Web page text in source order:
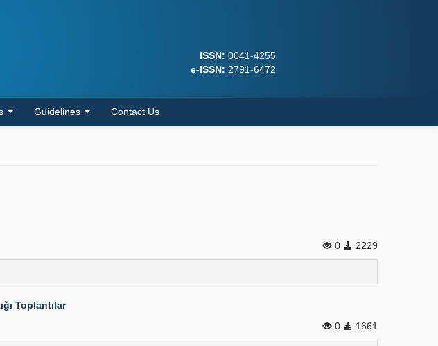
ISSN: 0041-4255
e-ISSN: 2791-6472
Guidelines Contact Us
0 2229
Toplantılar
0 1661